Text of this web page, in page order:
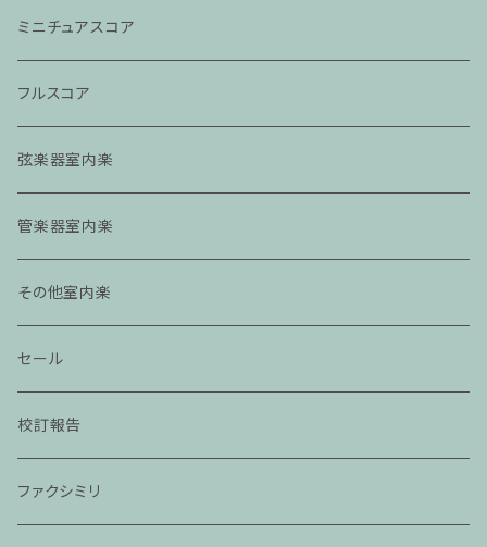
ミニチュアスコア
フルスコア
弦楽器室内楽
管楽器室内楽
その他室内楽
セール
校訂報告
ファクシミリ